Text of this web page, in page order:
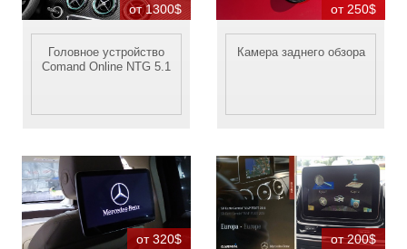
от 1300$
Головное устройство
Comand Online NTG 5.1
от 250$
Камера заднего обзора
от 320$ от 200$